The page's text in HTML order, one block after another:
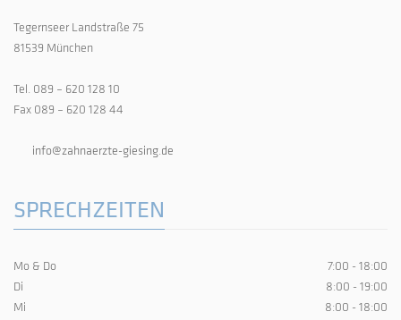
Tegernseer Landstraße 75
81539 München
Tel. 089 – 620 128 10
Fax 089 – 620 128 44
info@zahnaerzte-giesing.de
SPRECHZEITEN
Mo & Do
7:00 - 18:00
Di
8:00 - 19:00
Mi
8:00 - 18:00